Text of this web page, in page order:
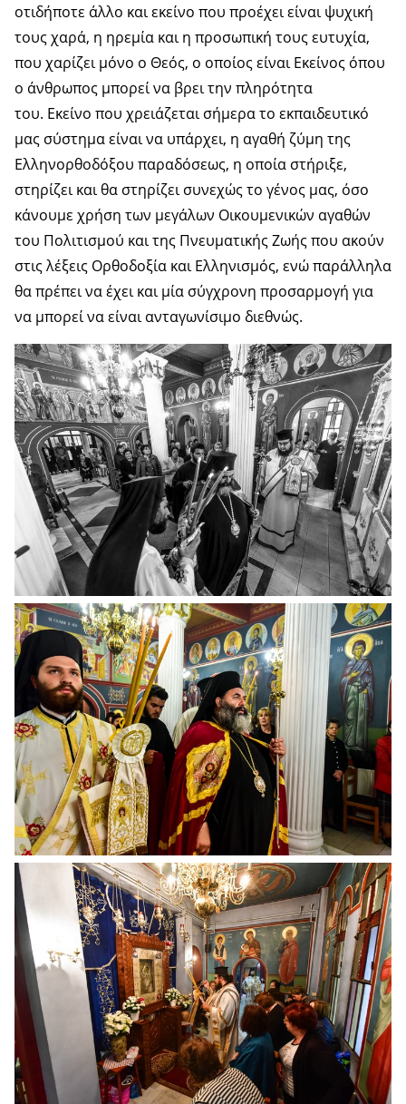
οτιδήποτε άλλο και εκείνο που προέχει είναι ψυχική
τους χαρά, η ηρεμία και η προσωπική τους ευτυχία,
που χαρίζει μόνο ο Θεός, ο οποίος είναι Εκείνος όπου
ο άνθρωπος μπορεί να βρει την πληρότητα
του. Εκείνο που χρειάζεται σήμερα το εκπαιδευτικό
μας σύστημα είναι να υπάρχει, η αγαθή ζύμη της
Ελληνορθοδόξου παραδόσεως, η οποία στήριξε,
στηρίζει και θα στηρίζει συνεχώς το γένος μας, όσο
κάνουμε χρήση των μεγάλων Οικουμενικών αγαθών
του Πολιτισμού και της Πνευματικής Ζωής που ακούν
στις λέξεις Ορθοδοξία και Ελληνισμός, ενώ παράλληλα
θα πρέπει να έχει και μία σύγχρονη προσαρμογή για
να μπορεί να είναι ανταγωνίσιμο διεθνώς.